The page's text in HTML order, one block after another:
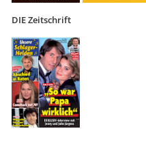
DIE Zeitschrift